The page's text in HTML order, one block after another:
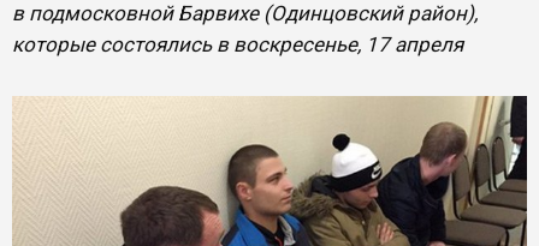
в подмосковной Барвихе (Одинцовский район),
которые состоялись в воскресенье, 17 апреля